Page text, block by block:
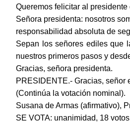
Queremos felicitar al
Señora presidenta: nosotros
responsabilidad absoluta de
Sepan los señores ediles que
nuestros primeros pasos y
Gracias, señora presidenta.
PRESIDENTE.- Gracias, señor
(Continúa la votación nominal).
Susana de Armas (afirmativo),
SE VOTA: unanimidad, 18